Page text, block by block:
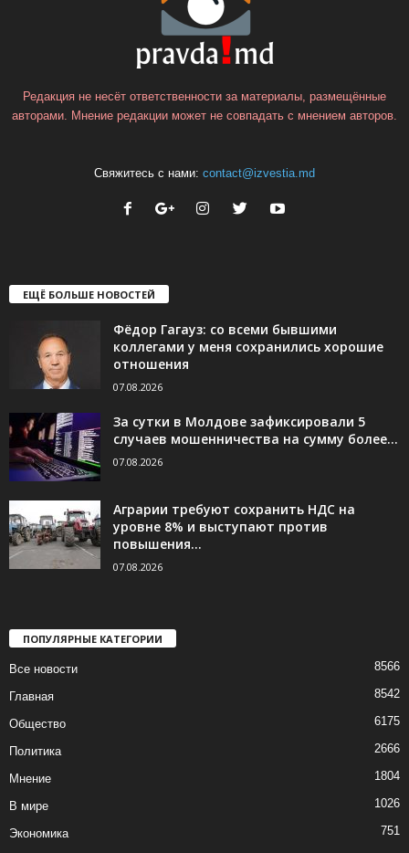
Редакция не несёт ответственности за материалы, размещённые
авторами. Мнение редакции может не совпадать с мнением авторов.
Свяжитесь с нами: contact@izvestia.md
ЕЩЁ БОЛЬШЕ НОВОСТЕЙ
Фёдор Гагауз: со всеми бывшими
коллегами у меня сохранились хорошие
отношения
07.08.2026
За сутки в Молдове зафиксировали 5
случаев мошенничества на сумму более...
07.08.2026
Аграрии требуют сохранить НДС на
уровне 8% и выступают против
повышения...
07.08.2026
ПОПУЛЯРНЫЕ КАТЕГОРИИ
Все новости 8566
Главная 8542
Общество 6175
Политика 2666
Мнение 1804
В мире 1026
Экономика 751